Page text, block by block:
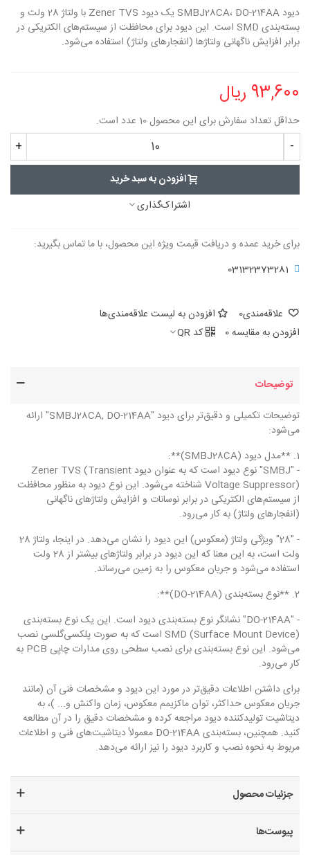
دیود SMBJ28CA، DO-214AA یک دیود Zener TVS با ولتاژ 28 ولت و
بسته‌بندی SMD است. این دیود برای محافظت از سیستم‌های الکتریکی در
برابر افزایش ناگهانی ولتاژ‌ها (انفجارهای ولتاژ) استفاده می‌شود.
93,600 ریال
حداقل تعداد سفارش برای این محصول 10 عدد است.
-
+
افزودن به سبد خرید
اشتراک‌گذاری
برای خرید عمده و دریافت قیمت ویژه این محصول، با ما تماس بگیرید:
03132373281
علاقه‌مندی0
افزودن به لیست علاقه‌مندی‌ها
افزودن به مقایسه0 کد QR
توضیحات
توضیحات تکمیلی و دقیق‌تر برای دیود "SMBJ28CA, DO-214AA" ارائه
می‌شود:
1. **مدل دیود (SMBJ28CA)**:
- "SMBJ" نوع دیود است که به عنوان دیود Zener TVS (Transient
Voltage Suppressor) شناخته می‌شود. این نوع دیود به منظور محافظت
از سیستم‌های الکتریکی در برابر نوسانات و افزایش ولتاژ‌های ناگهانی
(انفجارهای ولتاژ) به کار می‌رود.
- "28" ویژگی ولتاژ (معکوس) این دیود را نشان می‌دهد. در اینجا، ولتاژ 28
ولت است، به این معنا که این دیود در برابر ولتاژ‌های بیشتر از 28 ولت
استفاده می‌شود و جریان معکوس را به زمین می‌رساند.
2. **نوع بسته‌بندی (DO-214AA)**:
- "DO-214AA" نشانگر نوع بسته‌بندی دیود است. این یک نوع بسته‌بندی
SMD (Surface Mount Device) است که به صورت پلکسی‌گلسی نصب
می‌شود. این نوع بسته‌بندی برای نصب سطحی روی مدارات چاپی PCB به
کار می‌رود.
برای داشتن اطلاعات دقیق‌تر در مورد این دیود و مشخصات فنی آن (مانند
جریان معکوس حداکثر، توان ماکزیمم معکوس، زمان واکنش و... )، به
دیتاشیت تولیدکننده دیود مراجعه کرده و مشخصات دقیق را در آن مطالعه
کنید. همچنین، بسته‌بندی DO-214AA معمولاً دیتاشیت‌های فنی و اطلاعات
مربوط به نحوه نصب و کاربرد دیود را نیز ارائه می‌دهد.
جزئیات محصول
پیوست‌ها